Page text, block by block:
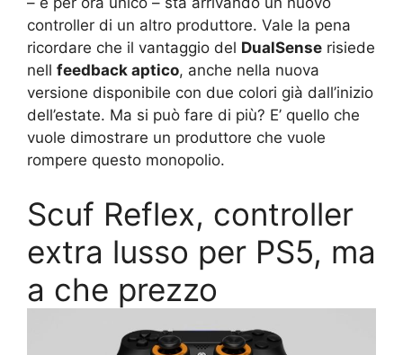
controller di un altro produttore. Vale la pena
ricordare che il vantaggio del DualSense risiede
nell feedback aptico, anche nella nuova
versione disponibile con due colori già dall’inizio
dell’estate. Ma si può fare di più? E’ quello che
vuole dimostrare un produttore che vuole
rompere questo monopolio.
Scuf Reflex, controller
extra lusso per PS5, ma
a che prezzo